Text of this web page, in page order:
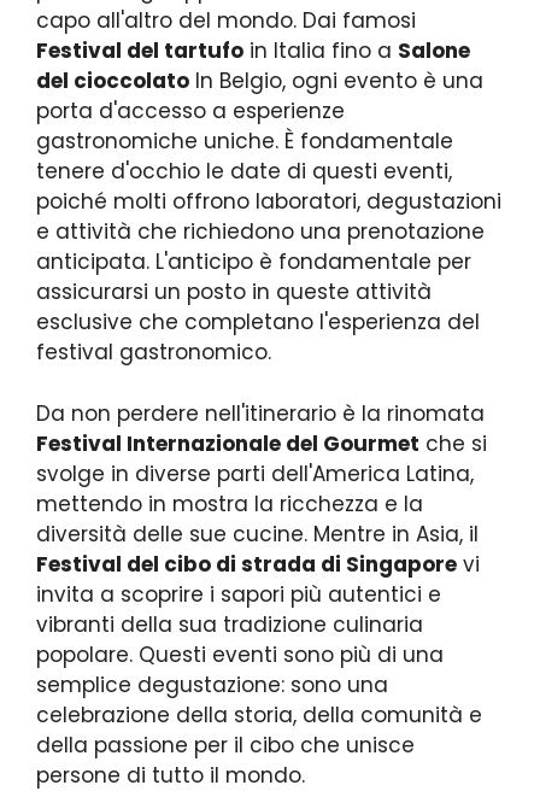
capo all'altro del mondo. Dai famosi
Festival del tartufo in Italia fino a Salone
del cioccolato In Belgio, ogni evento è una
porta d'accesso a esperienze
gastronomiche uniche. È fondamentale
tenere d'occhio le date di questi eventi,
poiché molti offrono laboratori, degustazioni
e attività che richiedono una prenotazione
anticipata. L'anticipo è fondamentale per
assicurarsi un posto in queste attività
esclusive che completano l'esperienza del
festival gastronomico.
Da non perdere nell'itinerario è la rinomata
Festival Internazionale del Gourmet che si
svolge in diverse parti dell'America Latina,
mettendo in mostra la ricchezza e la
diversità delle sue cucine. Mentre in Asia, il
Festival del cibo di strada di Singapore vi
invita a scoprire i sapori più autentici e
vibranti della sua tradizione culinaria
popolare. Questi eventi sono più di una
semplice degustazione: sono una
celebrazione della storia, della comunità e
della passione per il cibo che unisce
persone di tutto il mondo.